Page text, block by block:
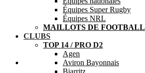
Équipes Super Rugby
Équipes NRL
MAILLOTS DE FOOTBALL
CLUBS
TOP 14 / PRO D2
Agen
Aviron Bayonnais
Biarritz